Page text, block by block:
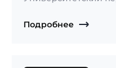
Подробнее